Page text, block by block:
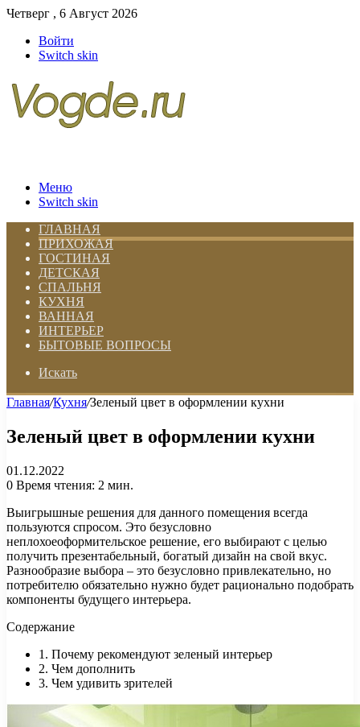
Четверг , 6 Август 2026
Войти
Switch skin
Меню
Switch skin
ГЛАВНАЯ
ПРИХОЖАЯ
ГОСТИНАЯ
ДЕТСКАЯ
СПАЛЬНЯ
КУХНЯ
ВАННАЯ
ИНТЕРЬЕР
БЫТОВЫЕ ВОПРОСЫ
Искать
Главная/Кухня/Зеленый цвет в оформлении кухни
Зеленый цвет в оформлении кухни
01.12.2022
0 Время чтения: 2 мин.
Выигрышные решения для данного помещения всегда
пользуются спросом. Это безусловно
неплохоеоформительское решение, его выбирают с целью
получить презентабельный, богатый дизайн на свой вкус.
Разнообразие выбора – это безусловно привлекательно, но
потребителю обязательно нужно будет рационально подобрать
компоненты будущего интерьера.
Содержание
1. Почему рекомендуют зеленый интерьер
2. Чем дополнить
3. Чем удивить зрителей